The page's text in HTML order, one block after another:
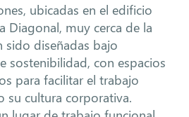
ubicadas en el edificio
Diagonal, muy cerca de la
sido diseñadas bajo
sostenibilidad, con espacios
para facilitar el trabajo
su cultura corporativa.